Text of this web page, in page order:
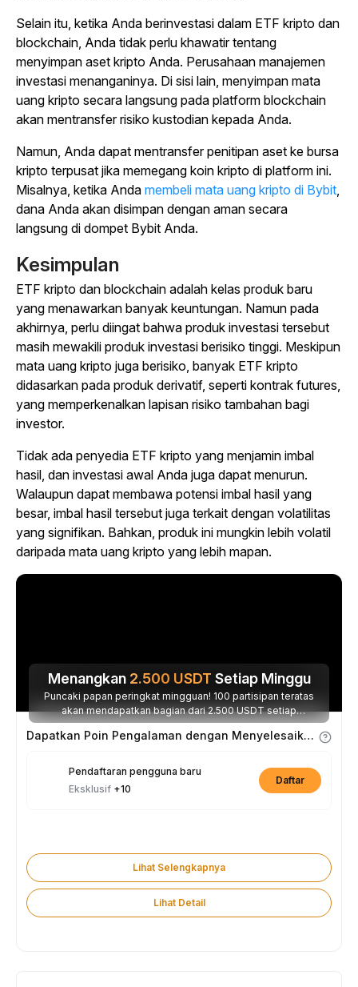
Selain itu, ketika Anda berinvestasi dalam ETF kripto dan
blockchain, Anda tidak perlu khawatir tentang
menyimpan aset kripto Anda. Perusahaan manajemen
investasi menanganinya. Di sisi lain, menyimpan mata
uang kripto secara langsung pada platform blockchain
akan mentransfer risiko kustodian kepada Anda.
Namun, Anda dapat mentransfer penitipan aset ke bursa
kripto terpusat jika memegang koin kripto di platform ini.
Misalnya, ketika Anda membeli mata uang kripto di Bybit,
dana Anda akan disimpan dengan aman secara
langsung di dompet Bybit Anda.
Kesimpulan
ETF kripto dan blockchain adalah kelas produk baru
yang menawarkan banyak keuntungan. Namun pada
akhirnya, perlu diingat bahwa produk investasi tersebut
masih mewakili produk investasi berisiko tinggi. Meskipun
mata uang kripto juga berisiko, banyak ETF kripto
didasarkan pada produk derivatif, seperti kontrak futures,
yang memperkenalkan lapisan risiko tambahan bagi
investor.
Tidak ada penyedia ETF kripto yang menjamin imbal
hasil, dan investasi awal Anda juga dapat menurun.
Walaupun dapat membawa potensi imbal hasil yang
besar, imbal hasil tersebut juga terkait dengan volatilitas
yang signifikan. Bahkan, produk ini mungkin lebih volatil
daripada mata uang kripto yang lebih mapan.
Menangkan 2.500 USDT Setiap Minggu
Puncaki papan peringkat mingguan! 100 partisipan teratas
akan mendapatkan bagian dari 2.500 USDT setiap
minggunya.
Dapatkan Poin Pengalaman dengan Menyelesaikan Tugas
Pendaftaran pengguna baru
Eksklusif +10
Daftar
Lihat Selengkapnya
Lihat Detail